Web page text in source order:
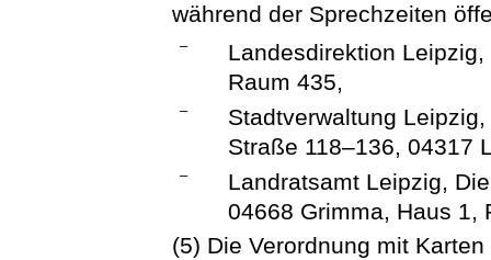
während der Sprechzeiten
–
Landesdirektion
Raum 435,
–
Stadtverwaltung
Straße 118–136, 04317
–
Landratsamt Leipzig,
04668 Grimma, Haus 1,
(5) Die Verordnung mit